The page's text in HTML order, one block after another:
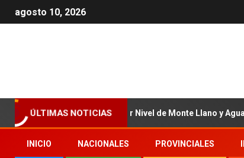
agosto 10, 2026
ÚLTIMAS NOTICIAS
en centros de Primer Nivel de Monte Llano y Aguayo
INICIO NACIONALES PROVINCIALES